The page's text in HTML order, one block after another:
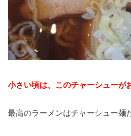
小さい頃は、このチャーシューが
最高のラーメンはチャーシュー麺